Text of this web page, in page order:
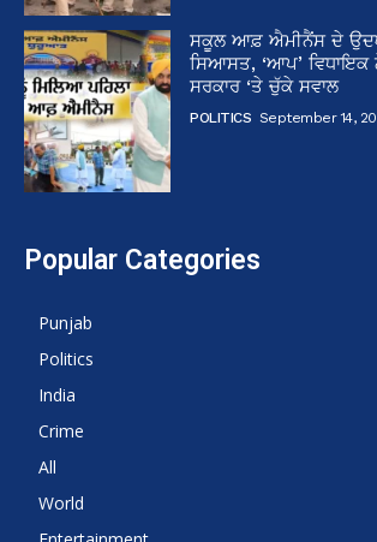
ਸਕੂਲ ਆਫ਼ ਐਮੀਨੈਂਸ ਦੇ
ਸਿਆਸਤ, ‘ਆਪ’ ਵਿਧਾਇਕ
ਸਰਕਾਰ ‘ਤੇ ਚੁੱਕੇ ਸਵਾਲ
POLITICS September 14,
Popular Categories
Punjab
Politics
India
Crime
All
World